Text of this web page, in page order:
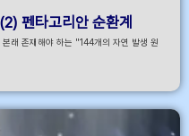
펜타고리안 순환계
래 존재해야 하는 "144개의 자연 발생 원